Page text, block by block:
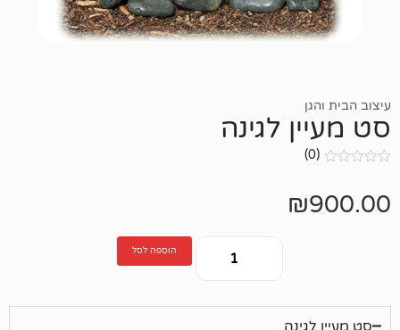
לגינה
הוספה לסל